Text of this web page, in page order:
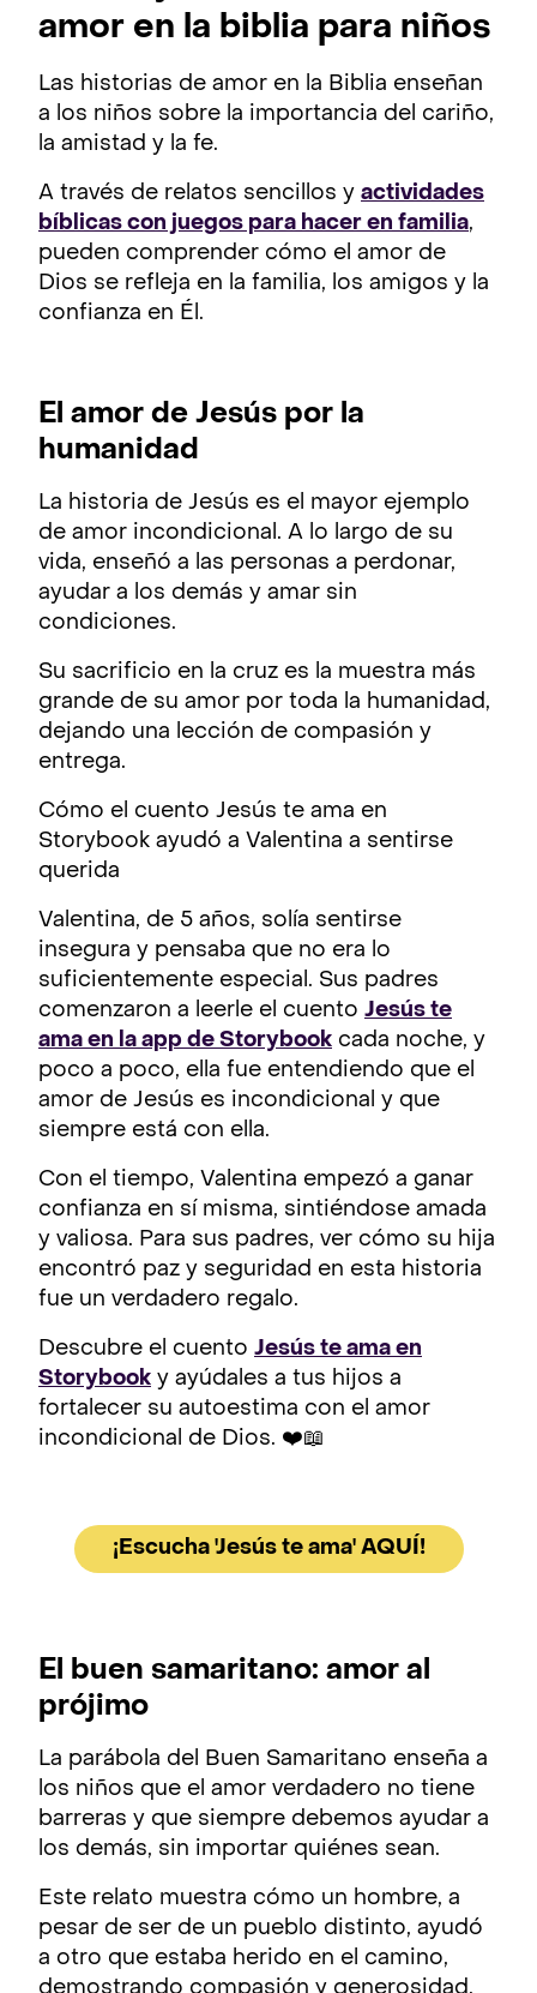
amor en la biblia para niños
Las historias de amor en la Biblia enseñan
a los niños sobre la importancia del cariño,
la amistad y la fe.
A través de relatos sencillos y actividades
bíblicas con juegos para hacer en familia,
pueden comprender cómo el amor de
Dios se refleja en la familia, los amigos y la
confianza en Él.
El amor de Jesús por la
humanidad
La historia de Jesús es el mayor ejemplo
de amor incondicional. A lo largo de su
vida, enseñó a las personas a perdonar,
ayudar a los demás y amar sin
condiciones.
Su sacrificio en la cruz es la muestra más
grande de su amor por toda la humanidad,
dejando una lección de compasión y
entrega.
Cómo el cuento Jesús te ama en
Storybook ayudó a Valentina a sentirse
querida
Valentina, de 5 años, solía sentirse
insegura y pensaba que no era lo
suficientemente especial. Sus padres
comenzaron a leerle el cuento Jesús te
ama en la app de Storybook cada noche, y
poco a poco, ella fue entendiendo que el
amor de Jesús es incondicional y que
siempre está con ella.
Con el tiempo, Valentina empezó a ganar
confianza en sí misma, sintiéndose amada
y valiosa. Para sus padres, ver cómo su hija
encontró paz y seguridad en esta historia
fue un verdadero regalo.
Descubre el cuento Jesús te ama en
Storybook y ayúdales a tus hijos a
fortalecer su autoestima con el amor
incondicional de Dios. ❤️📖
¡Escucha 'Jesús te ama' AQUÍ!
El buen samaritano: amor al
prójimo
La parábola del Buen Samaritano enseña a
los niños que el amor verdadero no tiene
barreras y que siempre debemos ayudar a
los demás, sin importar quiénes sean.
Este relato muestra cómo un hombre, a
pesar de ser de un pueblo distinto, ayudó
a otro que estaba herido en el camino,
demostrando compasión y generosidad.